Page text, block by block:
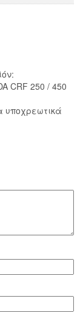
CRF 250 / 450
υποχρεωτικά